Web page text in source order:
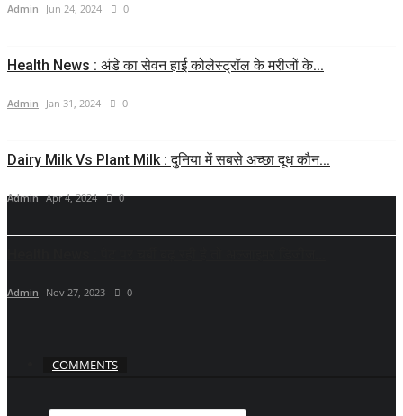
Admin Jun 24, 2024 0
Health News : अंडे का सेवन हाई कोलेस्ट्रॉल के मरीजों के...
Admin Jan 31, 2024 0
Dairy Milk Vs Plant Milk : दुनिया में सबसे अच्छा दूध कौन...
Admin Apr 4, 2024 0
Admin Nov 27, 2023 0
COMMENTS